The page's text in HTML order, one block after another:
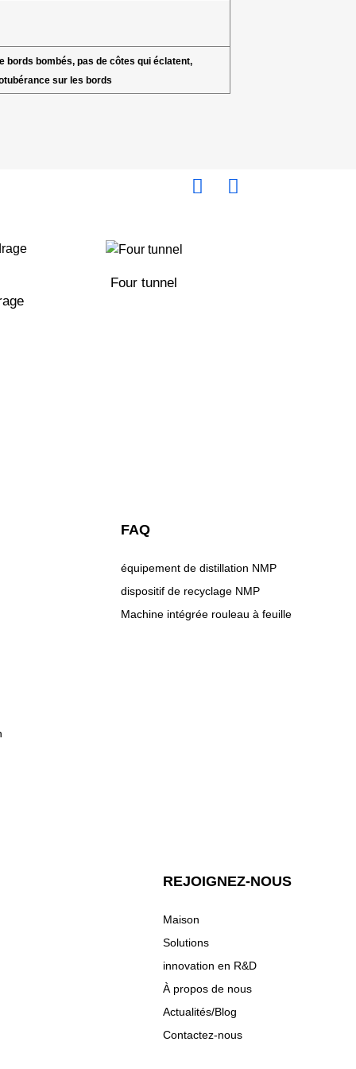
bords bombés, pas de côtes qui éclatent,
sur les bords
Four tunnel
FAQ
équipement de distillation NMP
dispositif de recyclage NMP
Machine intégrée rouleau à feuille
REJOIGNEZ-NOUS
Maison
Solutions
innovation en R&D
À propos de nous
Actualités/Blog
Contactez-nous